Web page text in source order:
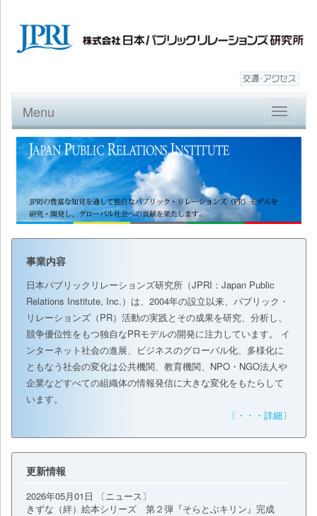
Toggle
Menu
事業内容
日本パブリックリレーションズ研究所（JPRI：Japan Public
Relations Institute, Inc.）は、2004年の設立以来、パブリック・
リレーションズ（PR）活動の実践とその成果を研究、分析し、
競争優位性をもつ独自なPRモデルの開発に注力しています。 イ
ンターネット社会の進展、ビジネスのグローバル化、多様化に
ともなう社会の変化は公共機関、教育機関、NPO・NGO法人や
企業などすべての組織体の情報発信に大きな変化をもたらして
います。
〔・・・詳細〕
更新情報
2026年05月01日 〔ニュース〕
きずな（絆）絵本シリーズ 第２弾『そらとぶキリン』完成